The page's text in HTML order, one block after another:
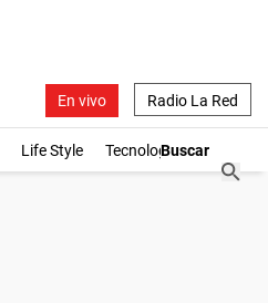
En vivo Radio La Red
Life Style Tecnología